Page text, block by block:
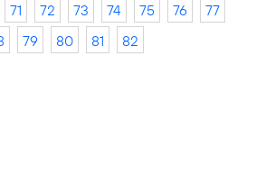
71 72 73 74 75 76
77
79 80 81 82